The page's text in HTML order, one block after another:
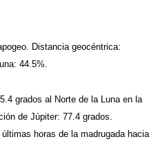
Distancia geocéntrica:
44.5%.
grados al Norte de la Luna en la
de Júpiter: 77.4 grados.
horas de la madrugada hacia